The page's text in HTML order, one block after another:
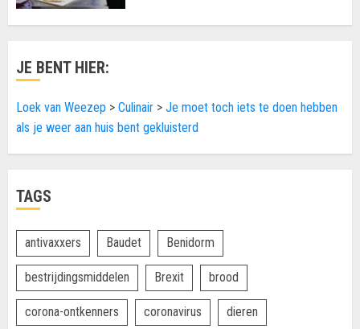
JE BENT HIER:
Loek van Weezep > Culinair > Je moet toch iets te doen hebben
als je weer aan huis bent gekluisterd
TAGS
antivaxxers Baudet Benidorm
bestrijdingsmiddelen Brexit brood
corona-ontkenners coronavirus dieren